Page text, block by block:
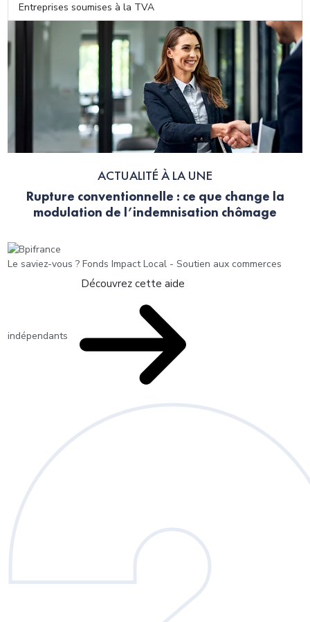
Entreprises soumises à la TVA
ACTUALITÉ À LA UNE
Rupture conventionnelle : ce que change la
modulation de l’indemnisation chômage
Le saviez-vous ?Fonds Impact Local - Soutien aux commerces
indépendants
Découvrez cette aide